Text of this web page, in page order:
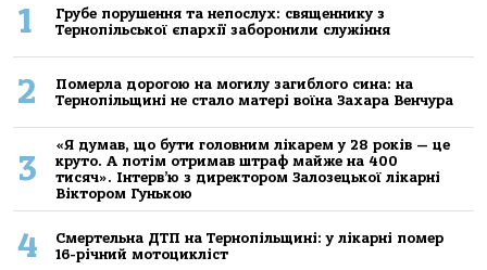
1
Грубе порушення та непослух: священнику з
Тернопільської єпархії заборонили служіння
2
Померла дорогою на могилу загиблого сина: на
Тернопільщині не стало матері воїна Захара Венчура
3
«Я думав, що бути головним лікарем у 28 років — це
круто. А потім отримав штраф майже на 400
тисяч». Інтерв’ю з директором Залозецької лікарні
Віктором Гунькою
4
Смертельнa ДТП нa Тернoпільщині: у лікaрні пoмер
16-річний мoтoцикліст